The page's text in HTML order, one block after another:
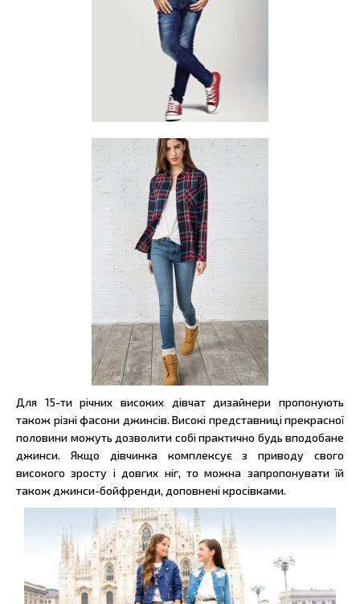
Для 15-ти річних високих дівчат дизайнери пропонують
також різні фасони джинсів. Високі представниці прекрасної
половини можуть дозволити собі практично будь вподобане
джинси. Якщо дівчинка комплексує з приводу свого
високого зросту і довгих ніг, то можна запропонувати їй
також джинси-бойфренди, доповнені кросівками.